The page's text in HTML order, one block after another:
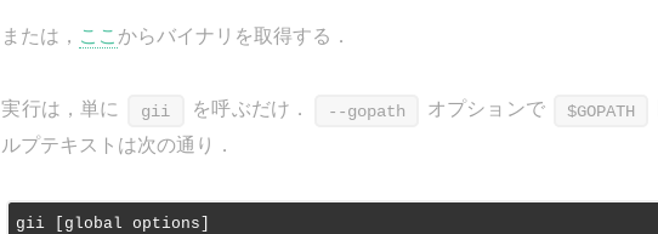
または， ここ からバイナリを取得する．
実行は，単に gii を呼ぶだけ． --gopath オプションで $GOPATH
ルプテキストは次の通り．
gii [global options]